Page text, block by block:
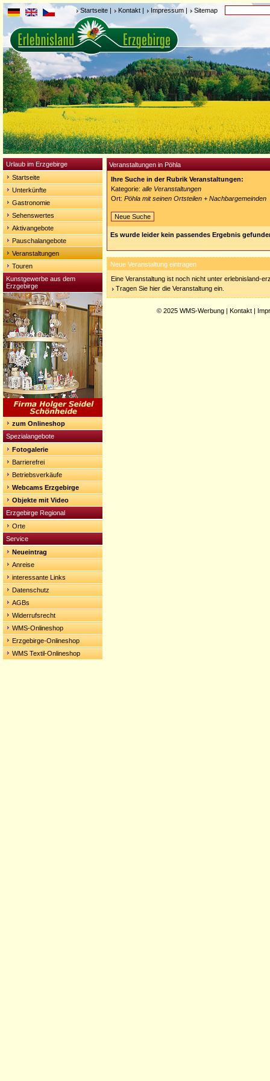
Startseite | Kontakt | Impressum | Sitemap
Urlaub im Erzgebirge
Startseite
Unterkünfte
Gastronomie
Sehenswertes
Aktivangebote
Pauschalangebote
Veranstaltungen
Touren
Kunstgewerbe aus dem
Erzgebirge
zum Onlineshop
Spezialangebote
Fotogalerie
Barrierefrei
Betriebsverkäufe
Webcams Erzgebirge
Objekte mit Video
Erzgebirge Regional
Orte
Service
Neueintrag
Anreise
interessante Links
Datenschutz
AGBs
Widerrufsrecht
WMS-Onlineshop
Erzgebirge-Onlineshop
WMS Textil-Onlineshop
Veranstaltungen in Pöhla
Ihre Suche in der Rubrik Veranstaltungen:
Kategorie: alle Veranstaltungen
Ort: Pöhla mit seinen Ortsteilen + Nachbargemeinden
Neue Suche
Es wurde leider kein passendes Ergebnis
Neue Veranstaltung eintragen
Eine Veranstaltung ist noch nicht unter erlebnisland-
Tragen Sie hier die Veranstaltung ein.
© 2025 WMS-Werbung | Kontakt |